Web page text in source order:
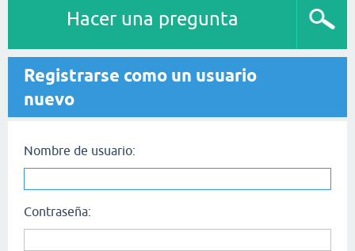
Hacer una pregunta
Registrarse como un usuario
nuevo
Nombre de usuario:
Contraseña: